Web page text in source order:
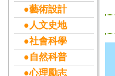
●藝術設計
●人文史地
●社會科學
●自然科普
●心理勵志